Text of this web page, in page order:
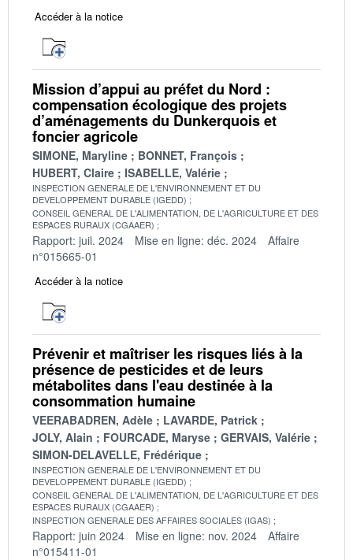
Accéder à la notice
Mission d’appui au préfet du Nord :
compensation écologique des projets
d’aménagements du Dunkerquois et
foncier agricole
SIMONE, Maryline
BONNET, François
HUBERT, Claire
ISABELLE, Valérie
INSPECTION GENERALE DE L'ENVIRONNEMENT ET DU
DEVELOPPEMENT DURABLE (IGEDD)
CONSEIL GENERAL DE L'ALIMENTATION, DE L'AGRICULTURE ET DES
ESPACES RURAUX (CGAAER)
Rapport: juil. 2024 Mise en ligne: déc. 2024
Affaire
n°015665-01
Accéder à la notice
Prévenir et maîtriser les risques liés à la
présence de pesticides et de leurs
métabolites dans l'eau destinée à la
consommation humaine
VEERABADREN, Adèle
LAVARDE, Patrick
JOLY, Alain
FOURCADE, Maryse
GERVAIS, Valérie
SIMON-DELAVELLE, Frédérique
INSPECTION GENERALE DE L'ENVIRONNEMENT ET DU
DEVELOPPEMENT DURABLE (IGEDD)
CONSEIL GENERAL DE L'ALIMENTATION, DE L'AGRICULTURE ET DES
ESPACES RURAUX (CGAAER)
INSPECTION GENERALE DES AFFAIRES SOCIALES (IGAS)
Rapport: juin 2024 Mise en ligne: nov. 2024
Affaire
n°015411-01